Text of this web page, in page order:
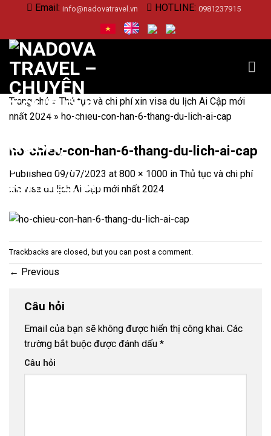
content
Email: info@nadovatravel.vn HOTLINE: 0981237915
Trang chủ » Thủ tục và chi phí xin visa du lịch Ai Cập mới
nhất 2024 » ho-chieu-con-han-6-thang-du-lich-ai-cap
ho-chieu-con-han-6-thang-du-lich-ai-cap
Published 09/07/2023 at 800 × 1000 in Thủ tục và chi phí
xin visa du lịch Ai Cập mới nhất 2024
Trackbacks are closed, but you can post a comment
← Previous
Câu hỏi
Email của bạn sẽ không được hiển thị công khai. Các
trường bắt buộc được đánh dấu *
Câu hỏi